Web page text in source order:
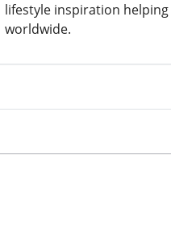
lifestyle inspiration
worldwide.